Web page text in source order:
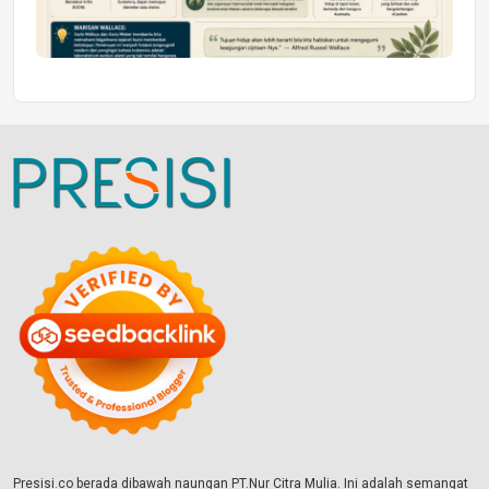
Presisi.co berada dibawah naungan PT.Nur Citra Mulia. Ini adalah semangat